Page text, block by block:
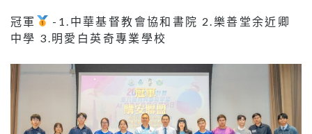
冠軍
-1.中華基督教會協和書院 2.樂善堂余近卿
中學 3.明愛白英奇專業學校